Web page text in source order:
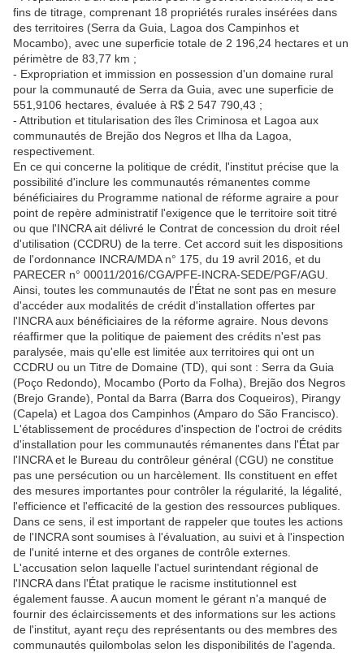
fins de titrage, comprenant 18 propriétés rurales insérées dans
des territoires (Serra da Guia, Lagoa dos Campinhos et
Mocambo), avec une superficie totale de 2 196,24 hectares et un
périmètre de 83,77 km ;
- Expropriation et immission en possession d'un domaine rural
pour la communauté de Serra da Guia, avec une superficie de
551,9106 hectares, évaluée à R$ 2 547 790,43 ;
- Attribution et titularisation des îles Criminosa et Lagoa aux
communautés de Brejão dos Negros et Ilha da Lagoa,
respectivement.
En ce qui concerne la politique de crédit, l'institut précise que la
possibilité d'inclure les communautés rémanentes comme
bénéficiaires du Programme national de réforme agraire a pour
point de repère administratif l'exigence que le territoire soit titré
ou que l'INCRA ait délivré le Contrat de concession du droit réel
d'utilisation (CCDRU) de la terre. Cet accord suit les dispositions
de l'ordonnance INCRA/MDA n° 175, du 19 avril 2016, et du
PARECER n° 00011/2016/CGA/PFE-INCRA-SEDE/PGF/AGU.
Ainsi, toutes les communautés de l'État ne sont pas en mesure
d'accéder aux modalités de crédit d'installation offertes par
l'INCRA aux bénéficiaires de la réforme agraire. Nous devons
réaffirmer que la politique de paiement des crédits n'est pas
paralysée, mais qu'elle est limitée aux territoires qui ont un
CCDRU ou un Titre de Domaine (TD), qui sont : Serra da Guia
(Poço Redondo), Mocambo (Porto da Folha), Brejão dos Negros
(Brejo Grande), Pontal da Barra (Barra dos Coqueiros), Pirangy
(Capela) et Lagoa dos Campinhos (Amparo do São Francisco).
L'établissement de procédures d'inspection de l'octroi de crédits
d'installation pour les communautés rémanentes dans l'État par
l'INCRA et le Bureau du contrôleur général (CGU) ne constitue
pas une persécution ou un harcèlement. Ils constituent en effet
des mesures importantes pour contrôler la régularité, la légalité,
l'efficience et l'efficacité de la gestion des ressources publiques.
Dans ce sens, il est important de rappeler que toutes les actions
de l'INCRA sont soumises à l'évaluation, au suivi et à l'inspection
de l'unité interne et des organes de contrôle externes.
L'accusation selon laquelle l'actuel surintendant régional de
l'INCRA dans l'État pratique le racisme institutionnel est
également fausse. A aucun moment le gérant n'a manqué de
fournir des éclaircissements et des informations sur les actions
de l'institut, ayant reçu des représentants ou des membres des
communautés quilombolas selon les disponibilités de l'agenda.